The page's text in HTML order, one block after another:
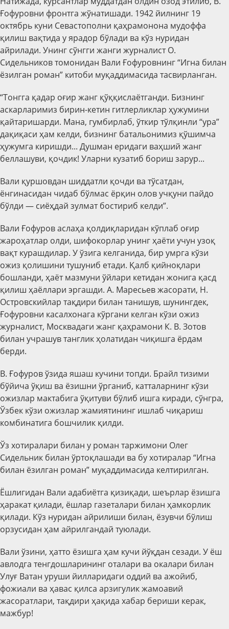
Ғофуровни фронтга жўнатишади. 1942 йилнинг 19
октябрь куни Севастополни қаҳрамонона мудоффа
қилиш вақтида у ярадор бўлади ва кўз нуридан
айрилади. Унинг сўнгги жанги журналист О.
Сидельников томонидан Вали Ғофуровнинг “Игна билан
ёзилган роман” китоби муқаддимасида тасвирланган.
“Тонгга қадар оғир жанг қўққислаётганди. Бизнинг
аскарларимиз бирин-кетин гитлерликлар ҳужумини
қайтаришарди. Мана, гумбирлаб, ўткир тўлқинли “ура”
дақиқаси ҳам келди, бизнинг батальонимиз қўшимча
ҳужумга киришди... Душман еридаги ваҳший жанг
беллашуви, қочдик! Уларни кузатиб бориш зарур...
Вали қуршовдан шиддатли қочди ва тўсатдан,
ёнгинасидан чидаб бўлмас ёрқин олов учқуни пайдо
бўлди — сиёҳдай зулмат бостириб келди”.
Вали Ғофуров аслаҳа қолдиқларидан кўплаб оғир
жароҳатлар олди, шифокорлар унинг ҳаёти учун узоқ
вақт курашдилар. У ўзига келганида, бир умрга кўзи
ожиз қолишини тушуниб етади. Қалб қийноқлари
бошланди, ҳаёт мазмуни ўйлари кетидан жонига қасд
қилиш ҳаёллари эргашди. А. Маресьев жасорати, Н.
Островскийлар тақдири билан танишув, шунингдек,
Ғофуровни касалхонага кўргани келган кўзи ожиз
журналист, Москвадаги жанг қаҳрамони К. В. Зотов
билан учрашув танглик ҳолатидан чиқишга ёрдам
берди.
В. Ғофуров ўзида яшаш кучини топди. Брайл тизими
бўйича ўқиш ва ёзишни ўрганиб, катталарнинг кўзи
ожизлар мактабига ўқитуви бўлиб ишга киради, сўнгра,
Ўзбек кўзи ожизлар жамиятининг ишлаб чиқариш
комбинатига бошчилик қилди.
Ўз хотиралари билан у роман таржимони Олег
Сидельник билан ўртоқлашади ва бу хотиралар “Игна
билан ёзилган роман” муқаддимасида келтирилган.
Ёшлигидан Вали адабиётга қизиқади, шеърлар ёзишга
ҳаракат қилади, ёшлар газеталари билан ҳамкорлик
қилади. Кўз нуридан айрилиши билан, ёзувчи бўлиш
орзусидан ҳам айрилгандай туюлади.
Вали ўзини, ҳатто ёзишга ҳам кучи йўқдан сезади. У ёш
авлодга тенгдошларининг оталари ва окалари билан
Улуғ Ватан уруши йилларидаги оддий ва ажойиб,
фожиали ва ҳавас қилса арзигулик жамоавий
жасоратлари, тақдири ҳақида хабар бериши керак,
мажбур!